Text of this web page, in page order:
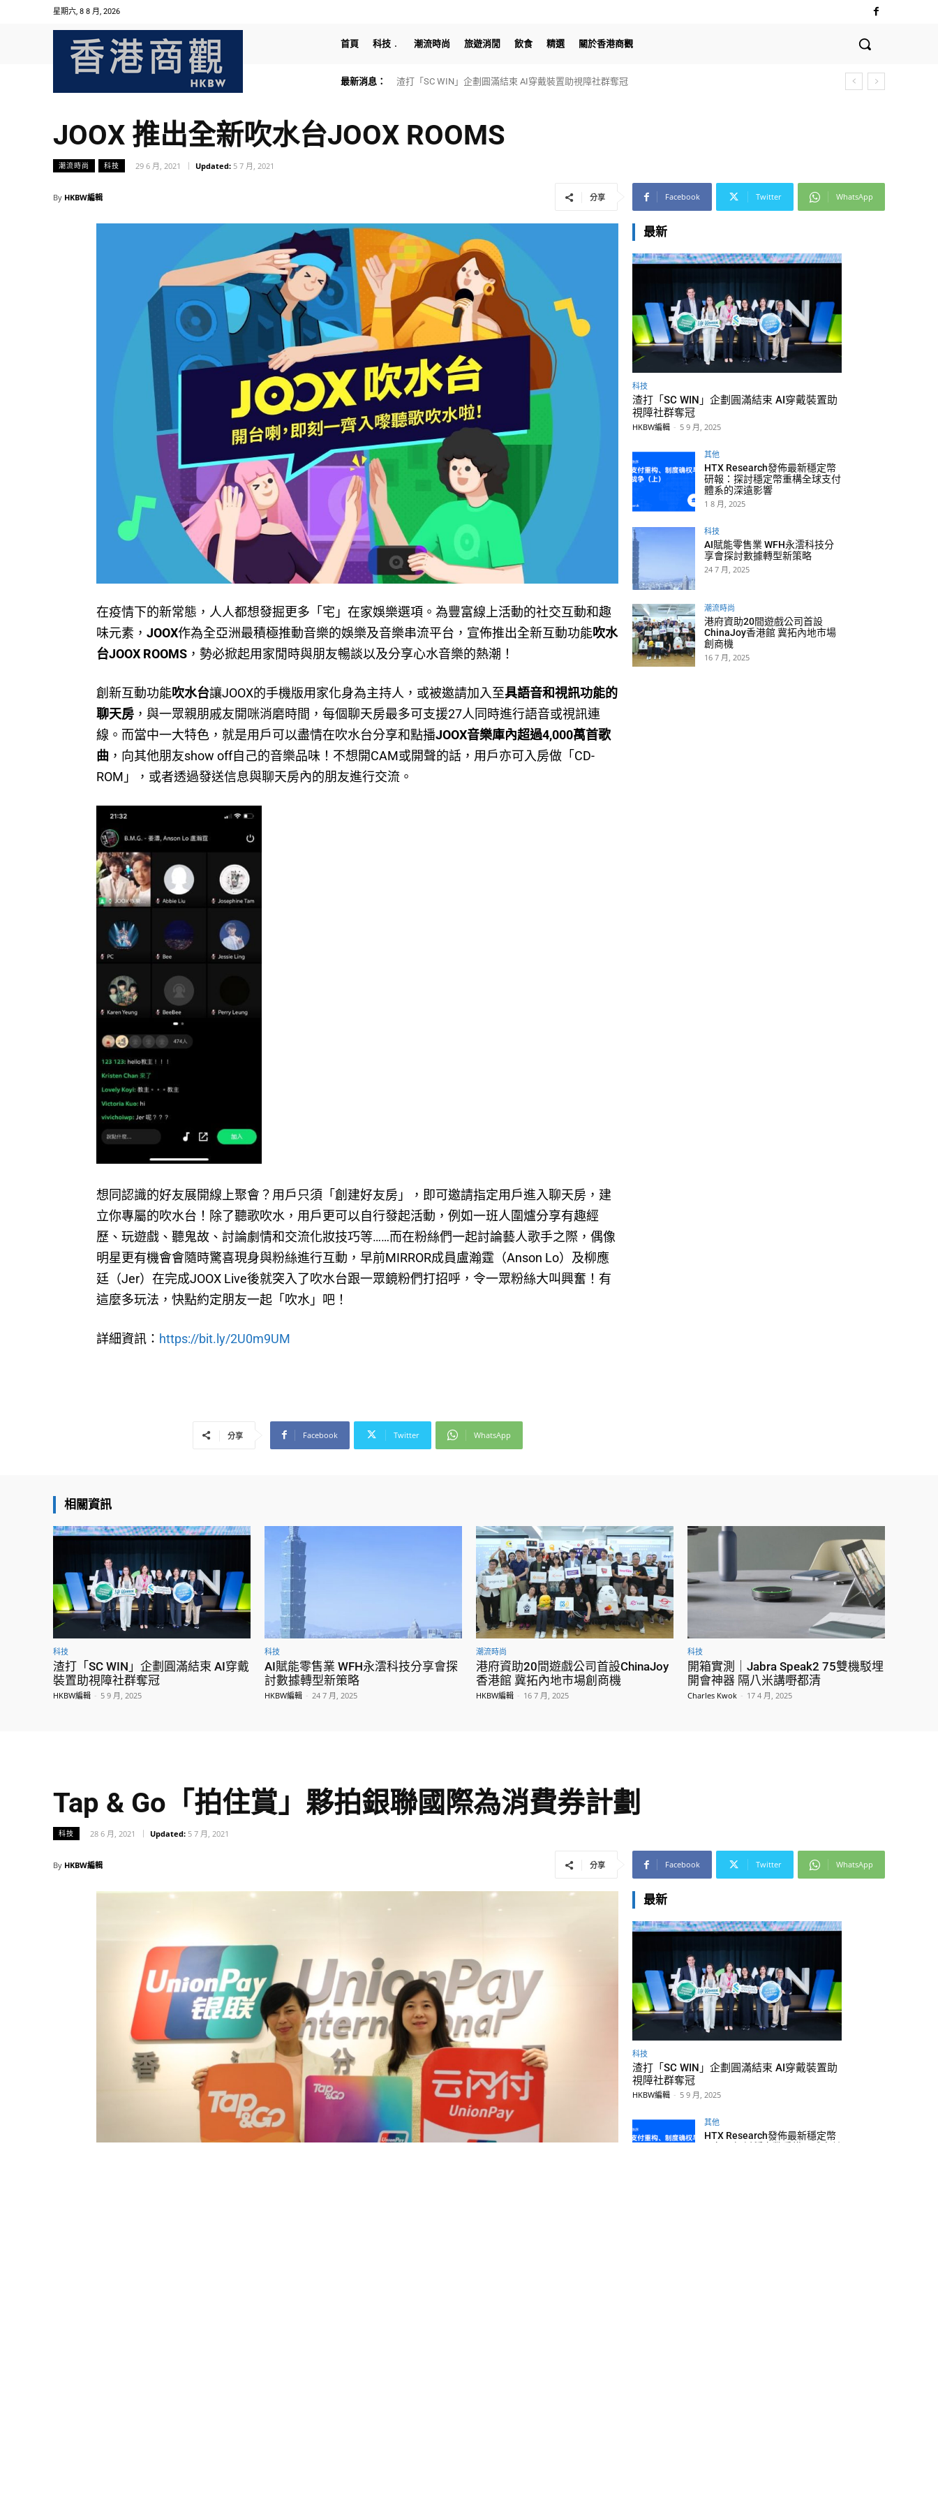
星期六, 8 8 月, 2026
首頁 科技 潮流時尚 旅遊消閒 飲食 精選 關於香港商觀
最新消息： 渣打「SC WIN」企劃圓滿結束 AI穿戴裝置助視障社群奪冠
JOOX 推出全新吹水台JOOX ROOMS
潮流時尚 科技 29 6 月, 2021 Updated: 5 7 月, 2021
By HKBW編輯 分享 Facebook Twitter WhatsApp
在疫情下的新常態，人人都想發掘更多「宅」在家娛樂選項。為豐富線上活動的社交互動和趣
味元素， JOOX作為全亞洲最積極推動音樂的娛樂及音樂串流平台，宣佈推出全新互動功能吹水
台JOOX ROOMS ，勢必掀起用家閒時與朋友暢談以及分享心水音樂的熱潮！
創新互動功能吹水台讓JOOX的手機版用家化身為主持人，或被邀請加入至具語音和視訊功能的
聊天房 ，與一眾親朋戚友開咪消磨時間，每個聊天房最多可支援27人同時進行語音或視訊連
線。而當中一大特色，就是用戶可以盡情在吹水台分享和點播JOOX音樂庫內超過4,000萬首歌
曲 ，向其他朋友show off自己的音樂品味！不想開CAM或開聲的話，用戶亦可入房做「CD-
ROM」，或者透過發送信息與聊天房內的朋友進行交流。
想同認識的好友展開線上聚會？用戶只須「創建好友房」，即可邀請指定用戶進入聊天房，建
立你專屬的吹水台！除了聽歌吹水，用戶更可以自行發起活動，例如一班人圍爐分享有趣經
歷、玩遊戲、聽鬼故、討論劇情和交流化妝技巧等……而在粉絲們一起討論藝人歌手之際，偶像
明星更有機會會隨時驚喜現身與粉絲進行互動，早前MIRROR成員盧瀚霆（Anson Lo）及柳應
廷（Jer）在完成JOOX Live後就突入了吹水台跟一眾鏡粉們打招呼，令一眾粉絲大叫興奮！有
這麼多玩法，快點約定朋友一起「吹水」吧！
詳細資訊： https://bit.ly/2U0m9UM
分享 Facebook Twitter WhatsApp
最新
科技
渣打「SC WIN」企劃圓滿結束 AI穿戴裝置助
視障社群奪冠
HKBW編輯 - 5 9 月, 2025
其他
HTX Research發佈最新穩定幣
研報：探討穩定幣重構全球支付
體系的深遠影響
1 8 月, 2025
科技
AI賦能零售業 WFH永澐科技分
享會探討數據轉型新策略
24 7 月, 2025
潮流時尚
港府資助20間遊戲公司首設
ChinaJoy香港館 冀拓內地市場
創商機
16 7 月, 2025
相關資訊
科技
渣打「SC WIN」企劃圓滿結束 AI穿戴
裝置助視障社群奪冠
HKBW編輯 - 5 9 月, 2025
科技
AI賦能零售業 WFH永澐科技分享會探
討數據轉型新策略
HKBW編輯 - 24 7 月, 2025
潮流時尚
港府資助20間遊戲公司首設ChinaJoy
香港館 冀拓內地市場創商機
HKBW編輯 - 16 7 月, 2025
科技
開箱實測｜Jabra Speak2 75雙機駁埋
開會神器 隔八米講嘢都清
Charles Kwok - 17 4 月, 2025